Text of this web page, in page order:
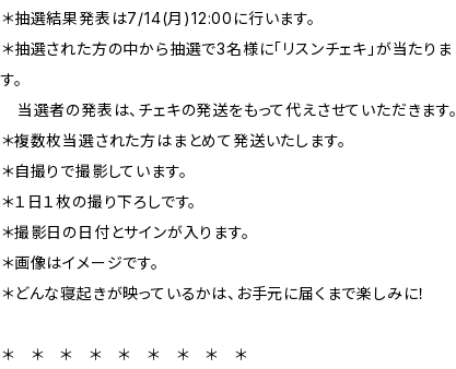
＊抽選結果発表は7/14(月)12:00に行います。
＊抽選された方の中から抽選で3名様に「リスンチェキ」が当たりま
す。
当選者の発表は、チェキの発送をもって代えさせていただきます。
＊複数枚当選された方はまとめて発送いたします。
＊自撮りで撮影しています。
＊１日１枚の撮り下ろしです。
＊撮影日の日付とサインが入ります。
＊画像はイメージです。
＊どんな寝起きが映っているかは、お手元に届くまで楽しみに！
＊ ＊ ＊ ＊ ＊ ＊ ＊ ＊ ＊